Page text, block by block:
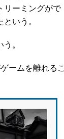
リーミングがで
いう。
。
ームを離れるこ